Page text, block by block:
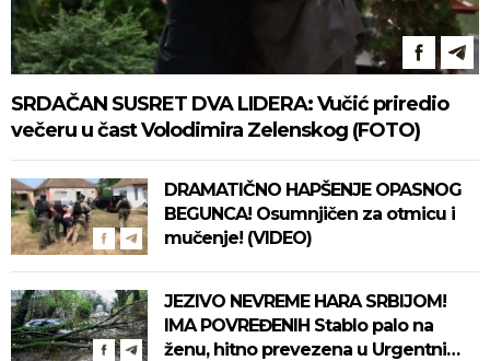
SRDAČAN SUSRET DVA LIDERA: Vučić priredio
večeru u čast Volodimira Zelenskog (FOTO)
DRAMATIČNO HAPŠENJE OPASNOG
BEGUNCA! Osumnjičen za otmicu i
mučenje! (VIDEO)
JEZIVO NEVREME HARA SRBIJOM!
IMA POVREĐENIH Stablo palo na
ženu, hitno prevezena u Urgentni